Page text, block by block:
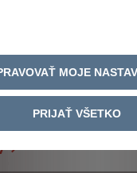
435 L3H3
AJ V ELEKTRICKEJ
DPH
MOJE
PRIJAŤ VŠETKO